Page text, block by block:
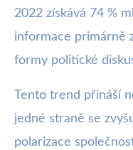
2022 získává 74 %
informace primárně
formy politické
Tento trend přináší
jedné straně se
polarizace